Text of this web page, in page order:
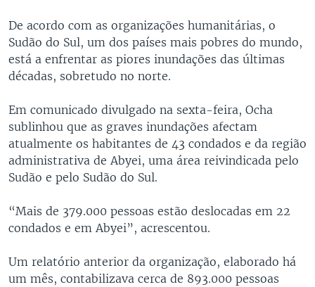
De acordo com as organizações humanitárias, o
Sudão do Sul, um dos países mais pobres do mundo,
está a enfrentar as piores inundações das últimas
décadas, sobretudo no norte.
Em comunicado divulgado na sexta-feira, Ocha
sublinhou que as graves inundações afectam
atualmente os habitantes de 43 condados e da região
administrativa de Abyei, uma área reivindicada pelo
Sudão e pelo Sudão do Sul.
“Mais de 379.000 pessoas estão deslocadas em 22
condados e em Abyei”, acrescentou.
Um relatório anterior da organização, elaborado há
um mês, contabilizava cerca de 893.000 pessoas